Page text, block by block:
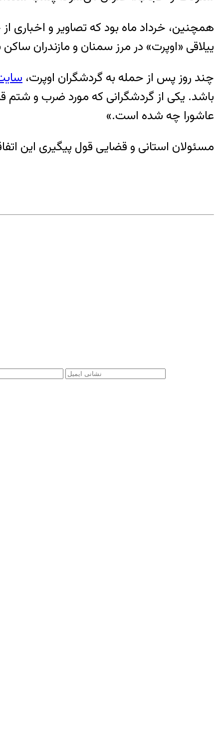
ییلاقی «اوپرت» در مرز سمنان و مازندران
چند روز پس از حمله به گردشگران اوپرت،
باشد. یکی از گردشگرانی که مورد ضرب و شتم
عاشورا چه شده است.»
مسئولان استانی و قضایی قول پیگیری این